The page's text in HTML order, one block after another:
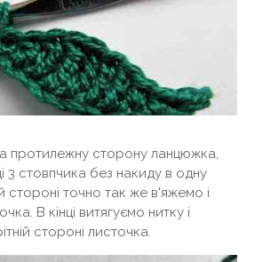
протилежну сторону ланцюжка,
3 стовпчика без накиду в одну
стороні точно так же в'яжемо і
В кінці витягуємо нитку і
стороні листочка.